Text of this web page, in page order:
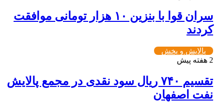
سران قوا با بنزین ۱۰ هزار تومانی موافقت
کردند
پالایش و پخش
2 هفته پیش
تقسیم ۷۴۰ ریال سود نقدی در مجمع پالایش
نفت اصفهان